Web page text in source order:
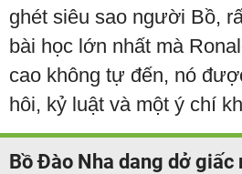
ghét siêu sao người Bồ,
bài học lớn nhất mà
cao không tự đến, nó
hôi, kỷ luật và một ý chí
Bồ Đào Nha dang dở giấc